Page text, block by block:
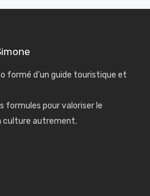
formé d’un guide touristique et
formules pour valoriser le
culture autrement.